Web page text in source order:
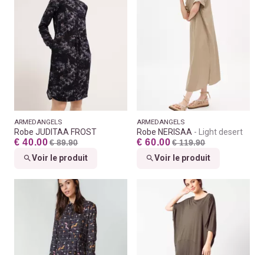
ARMEDANGELS
Robe JUDITAA FROST
€ 40.00 € 89.90
Voir le produit
ARMEDANGELS
Robe NERISAA Light desert
€ 60.00 € 119.90
Voir le produit